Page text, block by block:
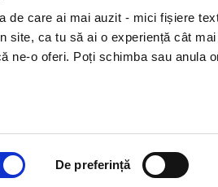
de care ai mai auzit - mici fișiere
site, ca tu să ai o experiență cât
ne-o oferi. Poți schimba sau anula
De preferință
Toate drepturile rezervate.